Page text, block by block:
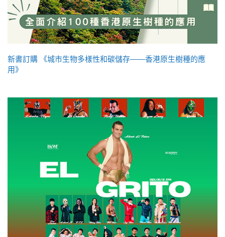
新書訂購 《城市生物多樣性和碳儲存——香港原生樹種的應
用》